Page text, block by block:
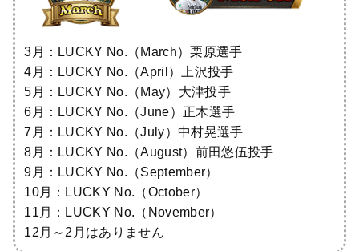
3月：LUCKY No.（March）栗原選手
4月：LUCKY No.（April）上沢投手
5月：LUCKY No.（May）大津投手
6月：LUCKY No.（June）正木選手
7月：LUCKY No.（July）中村晃選手
8月：LUCKY No.（August）前田悠伍投手
9月：LUCKY No.（September）
10月：LUCKY No.（October）
11月：LUCKY No.（November）
12月～2月はありません